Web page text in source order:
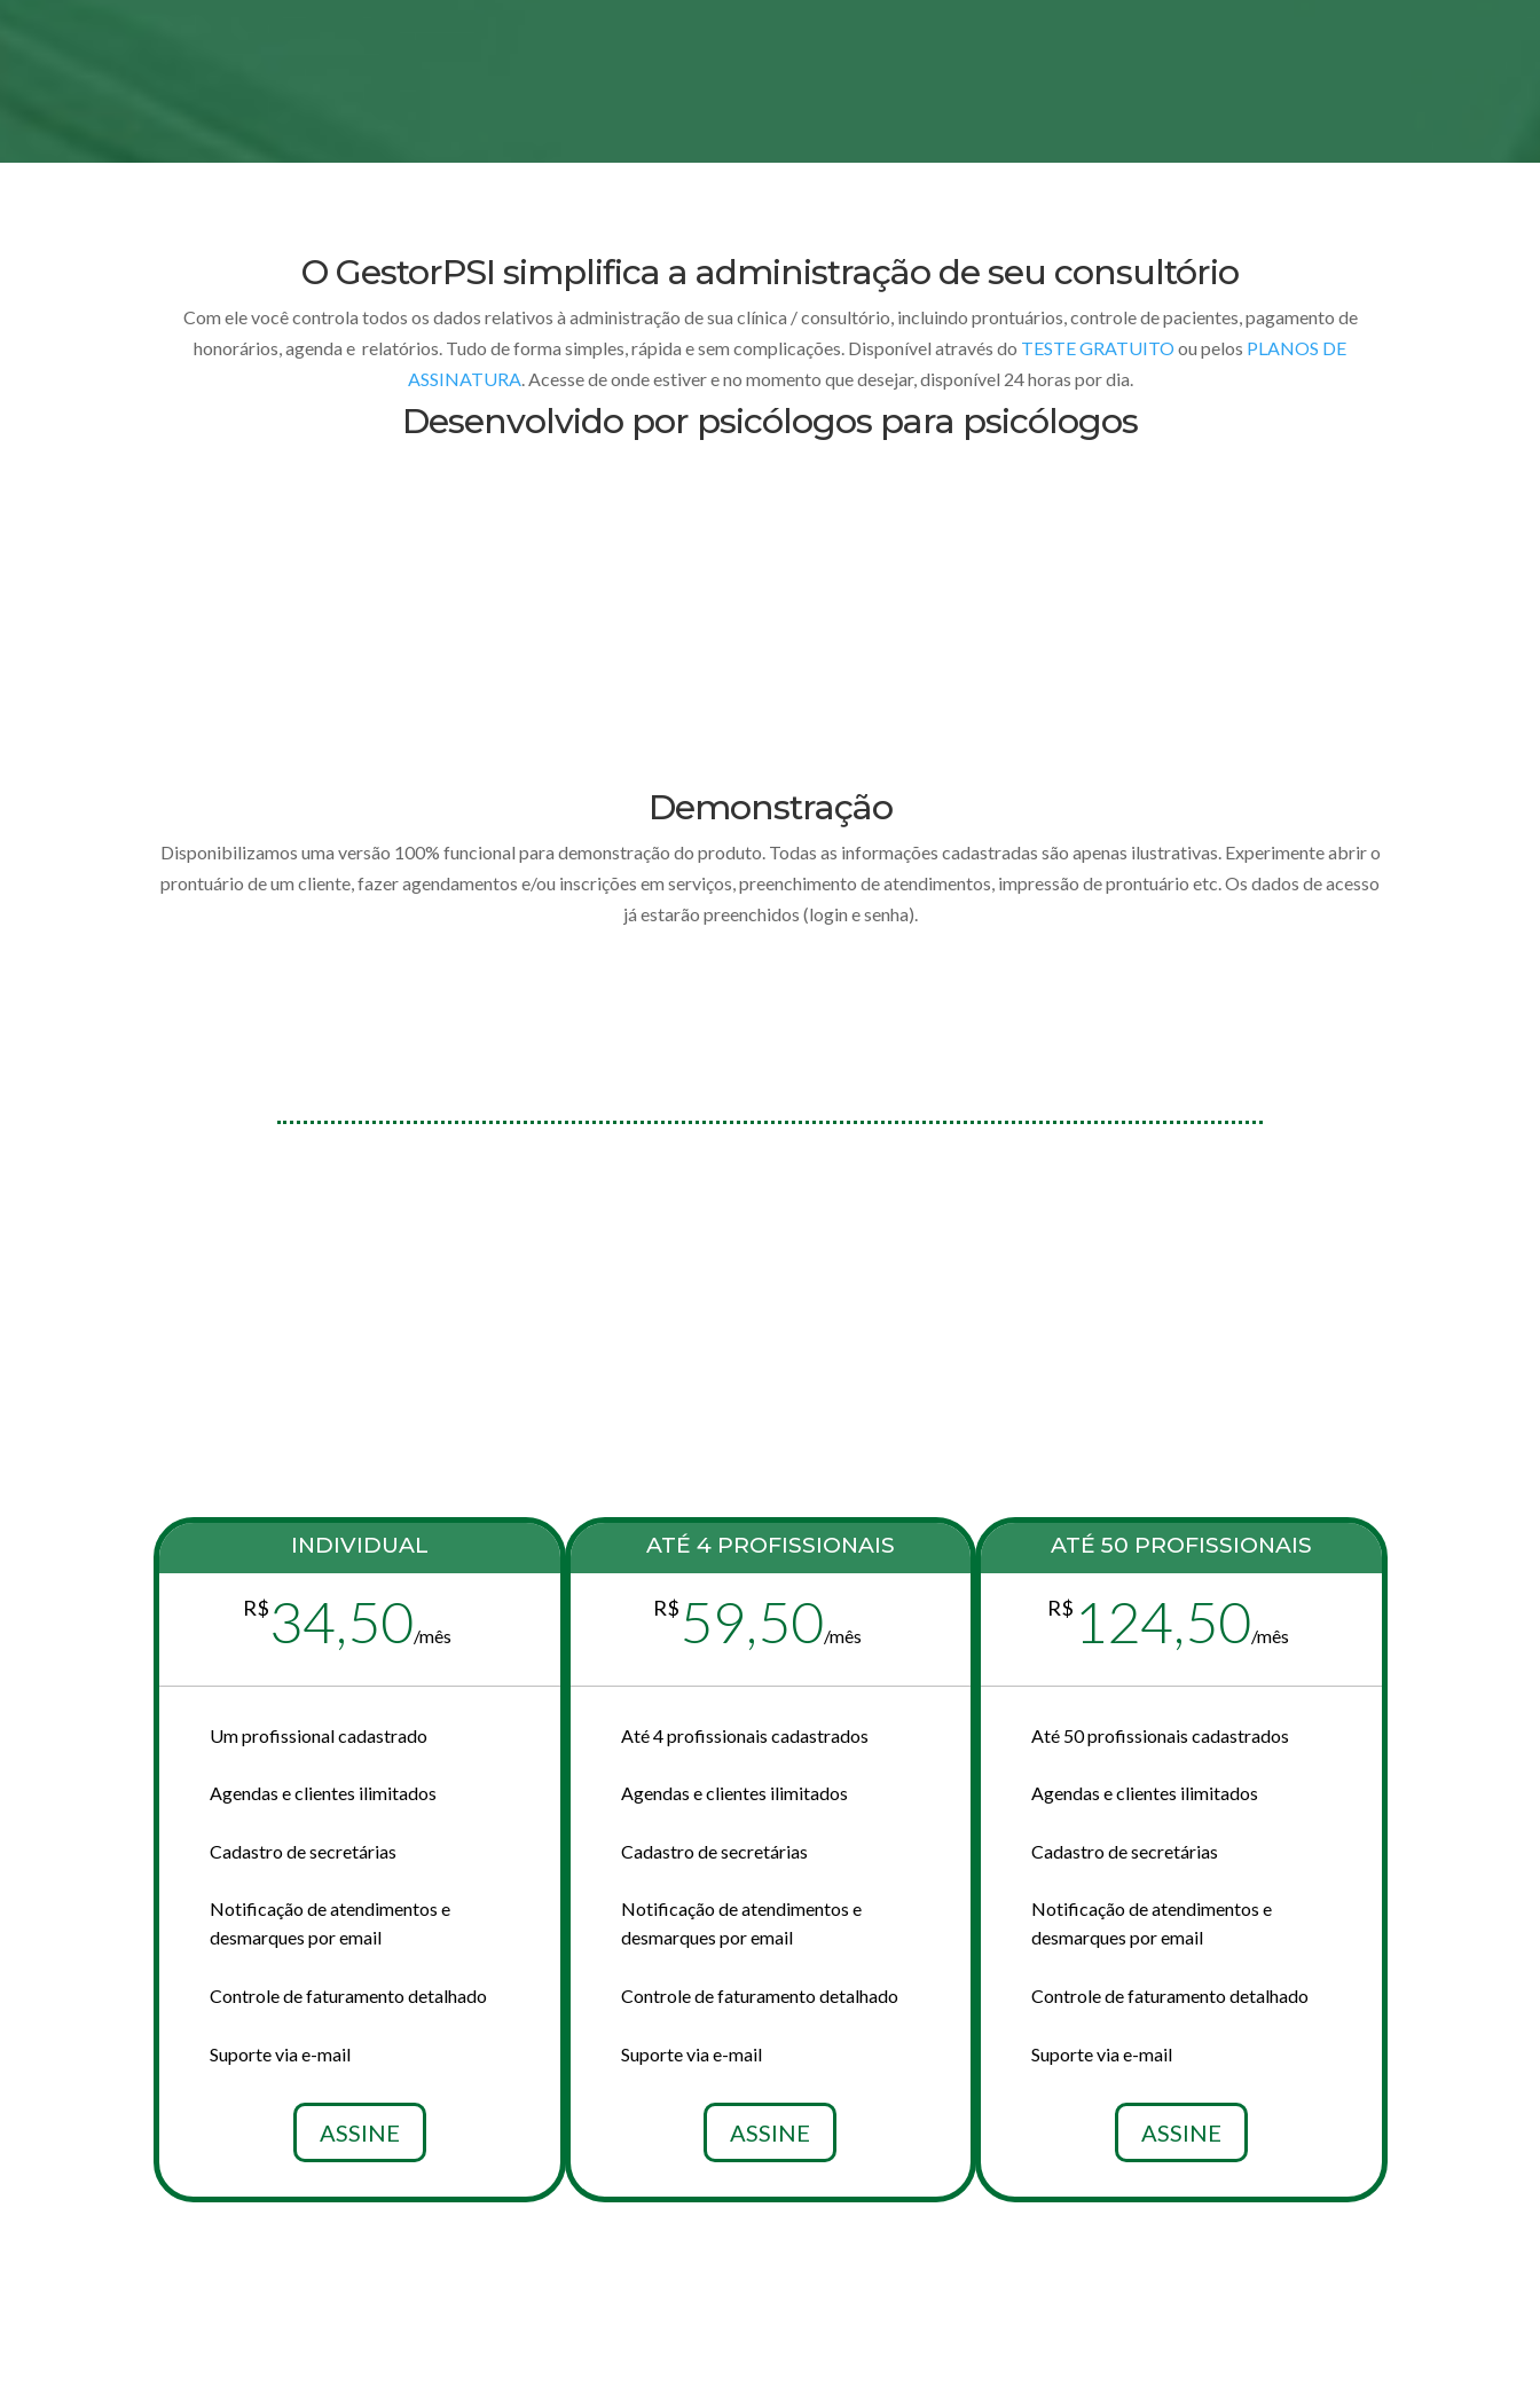
O GestorPSI simplifica a administração de seu consultório
Com ele você controla todos os dados relativos à administração de sua clínica / consultório, incluindo prontuários, controle de pacientes, pagamento de
honorários, agenda e relatórios. Tudo de forma simples, rápida e sem complicações. Disponível através do TESTE GRATUITOou pelos PLANOS DE
ASSINATURA . Acesse de onde estiver e no momento que desejar, disponível 24 horas por dia.
Desenvolvido por psicólogos para psicólogos
Demonstração
Disponibilizamos uma versão 100% funcional para demonstração do produto. Todas as informações cadastradas são apenas ilustrativas. Experimente abrir o
prontuário de um cliente, fazer agendamentos e/ou inscrições em serviços, preenchimento de atendimentos, impressão de prontuário etc. Os dados de acesso
já estarão preenchidos (login e senha).
INDIVIDUAL
R$34,50/mês
Um profissional cadastrado
Agendas e clientes ilimitados
Cadastro de secretárias
Notificação de atendimentos e
desmarques por email
Controle de faturamento detalhado
Suporte via e-mail
ASSINE
ATÉ 4 PROFISSIONAIS
R$ 59,50/mês
Até 4 profissionais cadastrados
Agendas e clientes ilimitados
Cadastro de secretárias
Notificação de atendimentos e
desmarques por email
Controle de faturamento detalhado
Suporte via e-mail
ASSINE
ATÉ 50 PROFISSIONAIS
R$ 124,50/mês
Até 50 profissionais cadastrados
Agendas e clientes ilimitados
Cadastro de secretárias
Notificação de atendimentos e
desmarques por email
Controle de faturamento detalhado
Suporte via e-mail
ASSINE